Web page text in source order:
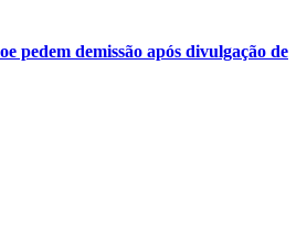
pedem demissão após divulgação de